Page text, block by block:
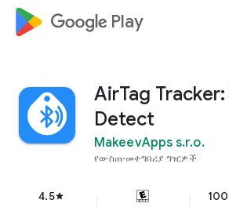
google_logo Play
AirTag Tracker:
Detect
MakeevApps s.r.o.
የውስጠ-መተግበሪያ ግዢዎች
4.5star